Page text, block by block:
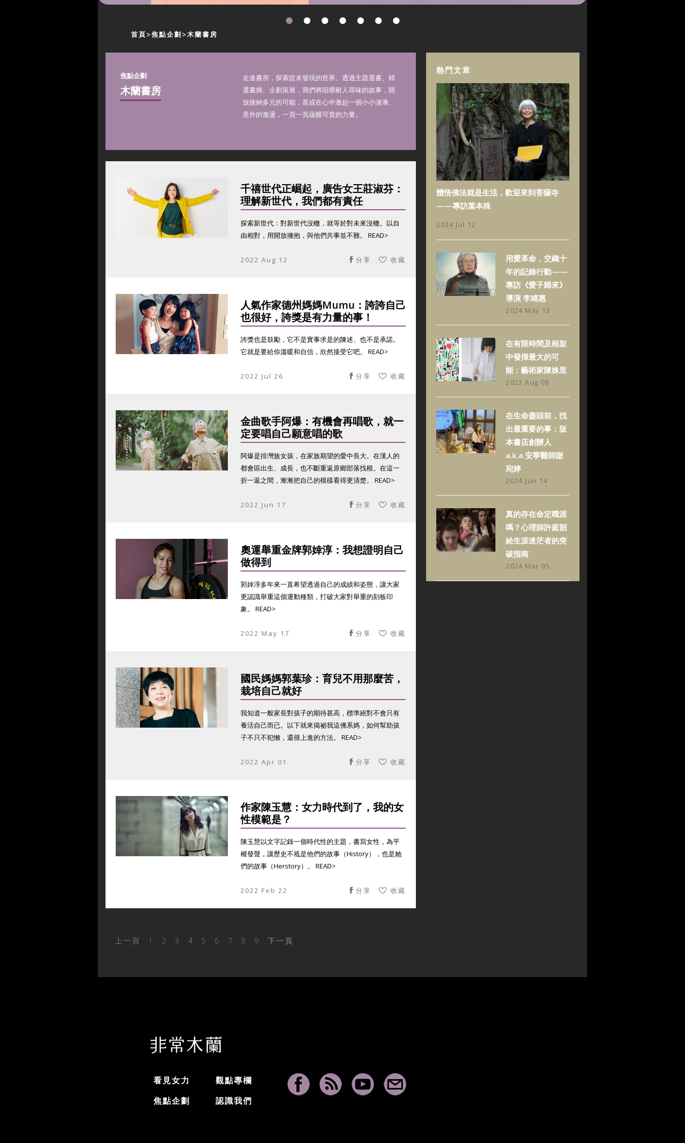
首頁 焦點企劃 木蘭書房
焦點企劃
木蘭書房
走進書房，探索從未發現的世界。透過主題選書、精
選書摘、企劃策展，我們將咀嚼耐人尋味的故事，開
放接納多元的可能，甚或在心中激起一個小小漣漪、
意外的激盪，一頁一頁蘊釀可貴的力量。
千禧世代正崛起，廣告女王莊淑芬：
理解新世代，我們都有責任
探索新世代：對新世代沒轍，就等於對未來沒轍。以自
由相對，用開放擁抱，與他們共事並不難。 READ>
2022 Aug 12 收藏
分享
人氣作家德州媽媽Mumu：誇誇自己
也很好，誇獎是有力量的事！
誇獎也是鼓勵，它不是實事求是的陳述、也不是承諾。
它就是要給你溫暖和自信，欣然接受它吧。 READ>
2022 Jul 26 收藏
分享
金曲歌手阿爆：有機會再唱歌，就一
定要唱自己願意唱的歌
阿爆是排灣族女孩，在家族期望的愛中長大。在漢人的
都會區出生、成長，也不斷重返原鄉部落找根。在這一
折一返之間，漸漸把自己的模樣看得更清楚。 READ>
2022 Jun 17 收藏
分享
奧運舉重金牌郭婞淳：我想證明自己
做得到
郭婞淳多年來一直希望透過自己的成績和姿態，讓大家
更認識舉重這個運動種類，打破大家對舉重的刻板印
象。 READ>
2022 May 17 收藏
分享
國民媽媽郭葉珍：育兒不用那麼苦，
栽培自己就好
我知道一般家長對孩子的期待甚高，標準絕對不會只有
養活自己而已。以下就來揭祕我這佛系媽，如何幫助孩
子不只不犯懶，還很上進的方法。 READ>
2022 Apr 01 收藏
分享
作家陳玉慧：女力時代到了，我的女
性模範是？
陳玉慧以文字記錄一個時代性的主題，書寫女性，為平
權發聲，讓歷史不祗是他們的故事（History），也是她
們的故事（Herstory）。 READ>
2022 Feb 22 收藏
分享
上一頁 1 2 3 4 5 6 7 8 9 下一頁
熱門文章
體悟佛法就是生活，歡迎來到菩薩寺
——專訪葉本殊
2024 Jul 12
用愛革命，交織十
年的記錄行動——
專訪《愛子歸來》
導演 李靖惠
2024 May 13
在有限時間及框架
中發揮最大的可
能：藝術家陳姝里
2023 Aug 08
在生命盡頭前，找
出最重要的事：版
本書店創辦人
a.k.a.安寧醫師謝
宛婷
2024 Jun 14
真的存在命定職涯
嗎？心理師許庭韶
給生涯迷茫者的突
破指南
2024 Mar 05
看見女力
觀點專欄
焦點企劃
認識我們